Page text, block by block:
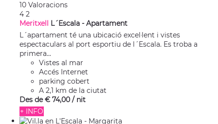
10 Valoracions
4 2
Meritxell L´Escala - Apartament
L´apartament té una ubicació excel·lent i vistes
espectaculars al port esportiu de l´Escala. Es troba a
primera...
Vistes al mar
Accés Internet
parking cobert
A 2,1 km de la ciutat
Des de € 74,00 / nit
+ INFO